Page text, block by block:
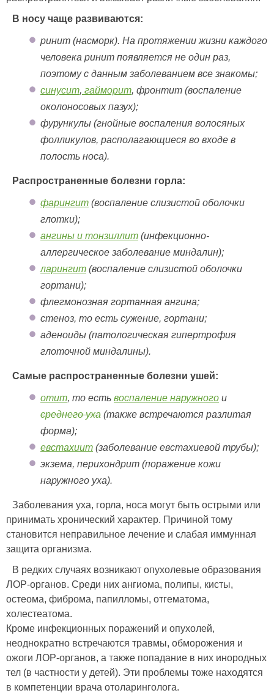
В носу чаще развиваются:
ринит (насморк). На протяжении жизни каждого
человека ринит появляется не один раз,
поэтому с данным заболеванием все знакомы;
синусит, гайморит, фронтит (воспаление
околоносовых пазух);
фурункулы (гнойные воспаления волосяных
фолликулов, располагающиеся во входе в
полость носа).
Распространенные болезни горла:
фарингит (воспаление слизистой оболочки
глотки);
ангины и тонзиллит (инфекционно-
аллергическое заболевание миндалин);
ларингит (воспаление слизистой оболочки
гортани);
флегмонозная гортанная ангина;
стеноз, то есть сужение, гортани;
аденоиды (патологическая гипертрофия
глоточной миндалины).
Самые распространенные болезни ушей:
отит, то есть воспаление наружного и
среднего уха (также встречаются разлитая
форма);
евстахиит (заболевание евстахиевой трубы);
экзема, перихондрит (поражение кожи
наружного уха).
Заболевания уха, горла, носа могут быть острыми или
принимать хронический характер. Причиной тому
становится неправильное лечение и слабая иммунная
защита организма.
В редких случаях возникают опухолевые образования
ЛОР-органов. Среди них ангиома, полипы, кисты,
остеома, фиброма, папилломы, отгематома,
холестеатома.
Кроме инфекционных поражений и опухолей,
неоднократно встречаются травмы, обморожения и
ожоги ЛОР-органов, а также попадание в них инородных
тел (в частности у детей). Эти проблемы тоже находятся
в компетенции врача отоларинголога.